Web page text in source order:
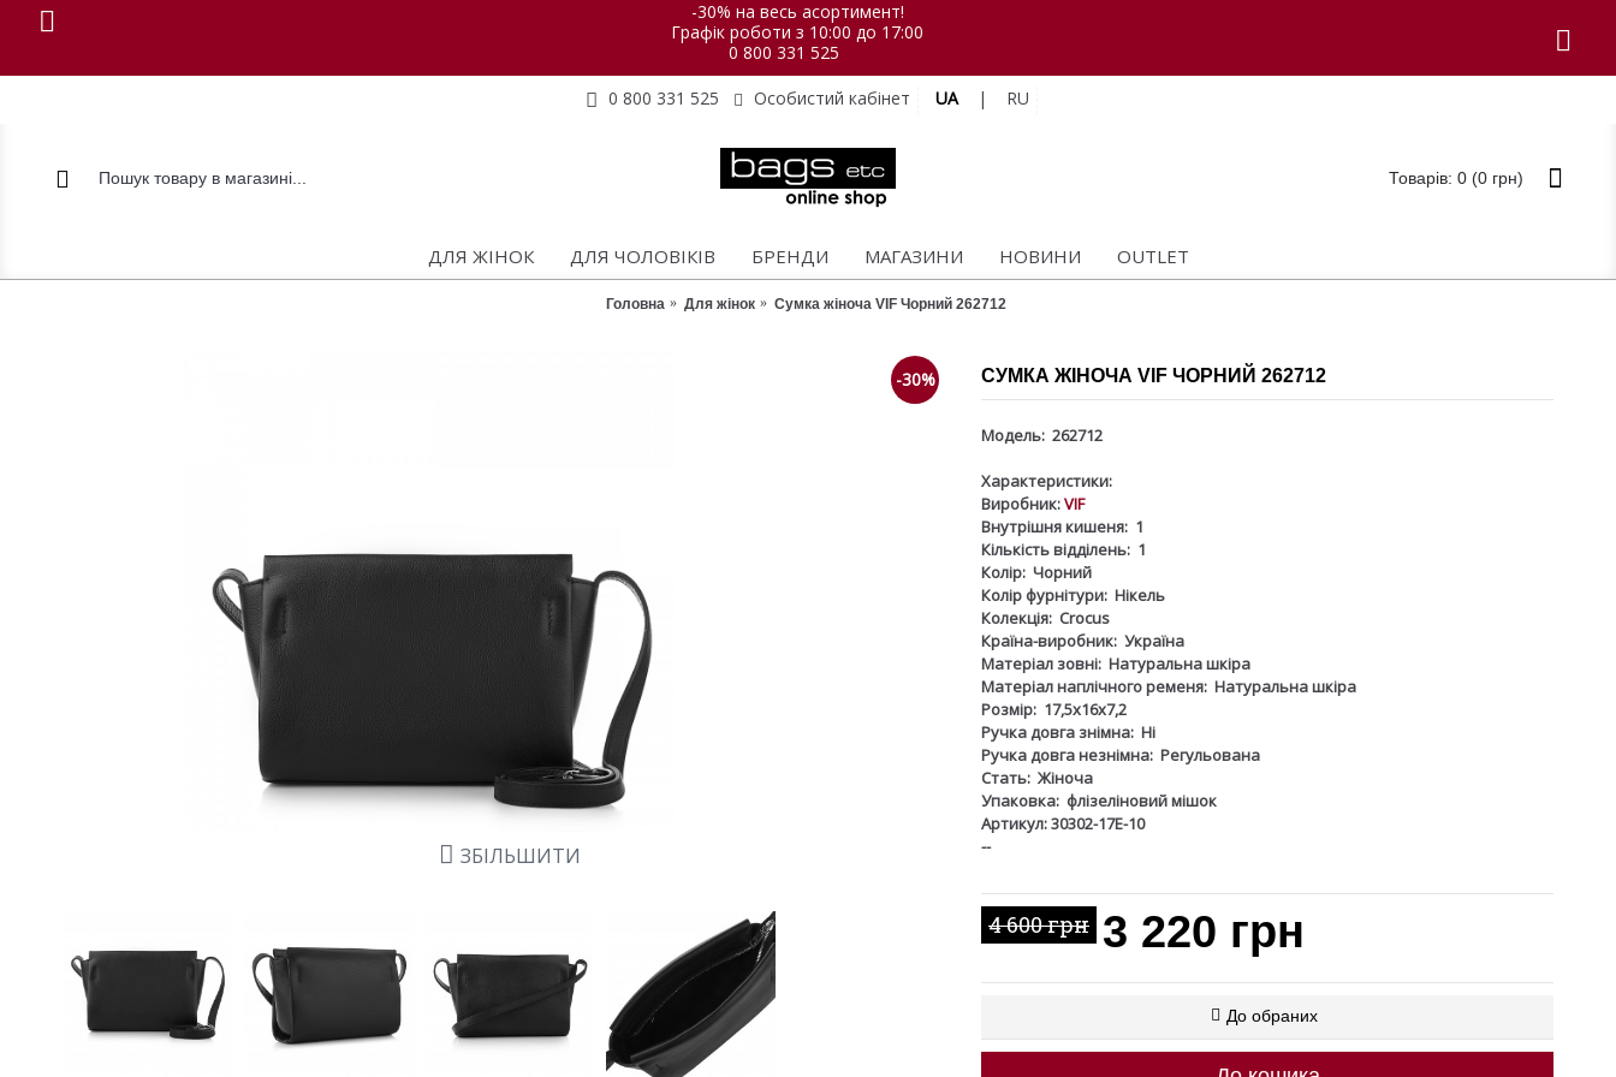
-30% на весь асортимент!
Графік роботи з 10:00 до 17:00
0 800 331 525
0 800 331 525
Особистий кабінет UA | RU
Товарів: 0 (0 грн)
ДЛЯ ЖІНОК ДЛЯ ЧОЛОВІКІВ БРЕНДИ МАГАЗИНИ НОВИНИ OUTLET
Головна Для жінок Сумка жіноча VIF Чорний 262712
-30%
ЗБІЛЬШИТИ
СУМКА ЖІНОЧА VIF ЧОРНИЙ 262712
Модель: 262712
Характеристики:
Виробник:VIF
Внутрішня кишеня: 1
Кількість відділень: 1
Колір: Чорний
Колір фурнітури: Нікель
Колекція: Crocus
Країна-виробник: Україна
Матеріал зовні: Натуральна шкіра
Матеріал наплічного ременя: Натуральна шкіра
Розмір: 17,5х16х7,2
Ручка довга знімна: Ні
Ручка довга незнімна: Регульована
Стать: Жіноча
Упаковка: флізеліновий мішок
Артикул: 30302-17Е-10
--
4 600 грн 3 220 грн
До обраних